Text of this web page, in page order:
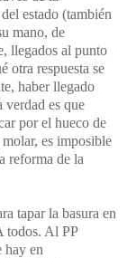
estado (también
mano, de
llegados al punto
otra respuesta se
haber llegado
verdad es que
por el hueco de
es imposible
reforma de la
tapar la basura en
todos. Al PP
hay en